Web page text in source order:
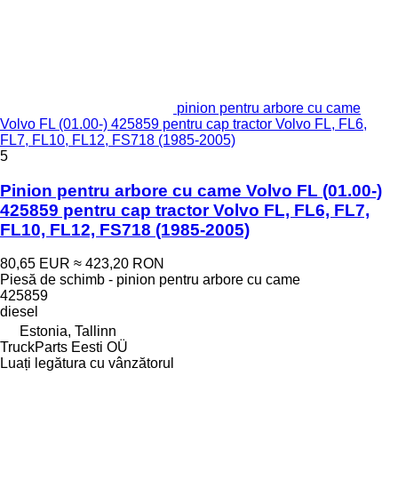
pinion pentru arbore cu came
Volvo FL (01.00-) 425859 pentru cap tractor Volvo FL, FL6,
FL7, FL10, FL12, FS718 (1985-2005)
5
Pinion pentru arbore cu came Volvo FL (01.00-)
425859 pentru cap tractor Volvo FL, FL6, FL7,
FL10, FL12, FS718 (1985-2005)
80,65 EUR ≈ 423,20 RON
Piesă de schimb - pinion pentru arbore cu came
425859
diesel
Estonia, Tallinn
TruckParts Eesti OÜ
Luați legătura cu vânzătorul